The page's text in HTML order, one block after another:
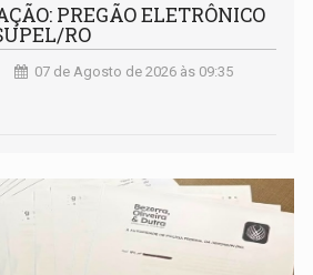
PREGÃO ELETRÔNICO
RO
07 de Agosto de 2026 às 09:35